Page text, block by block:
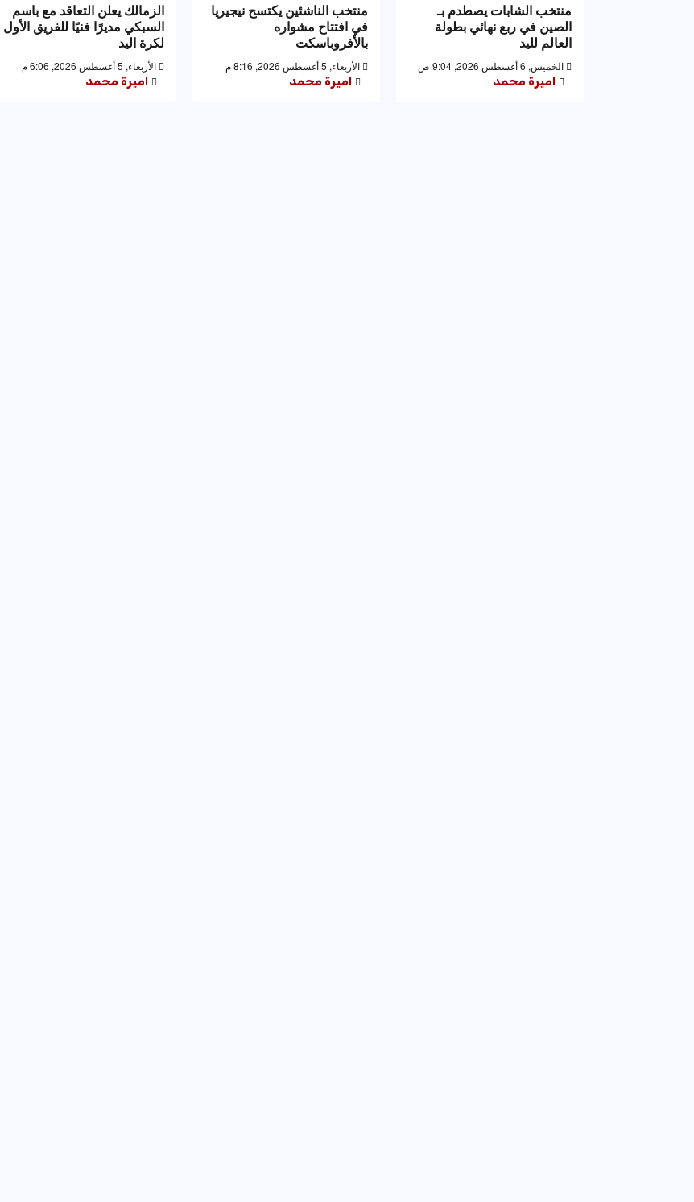
منتخب الشابات يصطدم بـ
الصين في ربع نهائي بطولة
العالم لليد
الخميس, 6 أغسطس 2026, 9:04 ص
اميرة محمد
منتخب الناشئين يكتسح نيجيريا
في افتتاح مشواره
بالأفروباسكت
الأربعاء, 5 أغسطس 2026, 8:16 م
اميرة محمد
الزمالك يعلن التعاقد مع باسم
السبكي مديرًا فنيًا للفريق الأول
لكرة اليد
الأربعاء, 5 أغسطس 2026, 6:06 م
اميرة محمد